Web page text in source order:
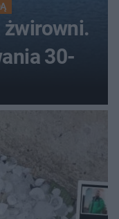
żwirowni.
30-